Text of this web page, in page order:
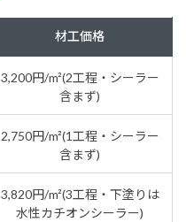
材工価格
3,200円/m²(2工程・シーラー
含まず)
2,750円/m²(1工程・シーラー
含まず)
3,820円/m²(3工程・下塗りは
水性カチオンシーラー)